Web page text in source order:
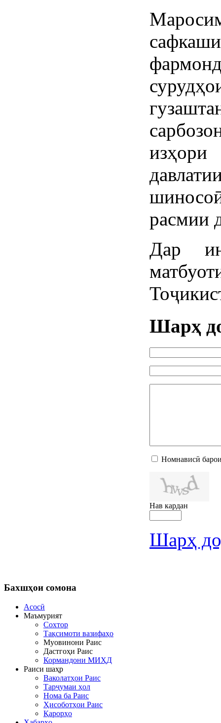
расмии
Дар
Шарҳ
Номнависӣ
Нав кардан
Шарҳ
Бахшҳои сомона
Асосӣ
Маъмурият
Сохтор
Тақсимоти вазифаҳо
Муовинони Раис
Дастгоҳи Раис
Кормандони МИҲД
Раиси шаҳр
Ваколатҳои Раис
Тарҷумаи ҳол
Нома ба Раис
Ҳисоботҳои Раис
Қарорҳо